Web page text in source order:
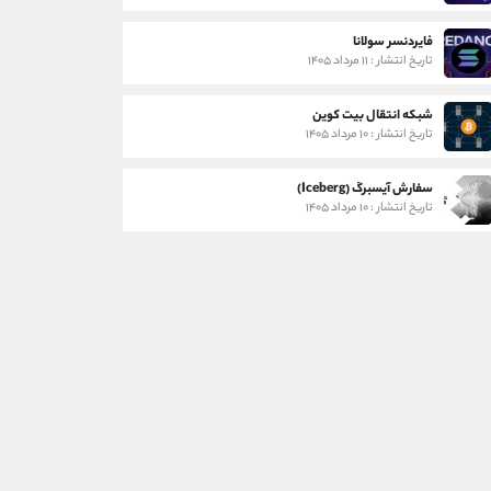
فایردنسر سولانا
تاریخ انتشار : ۱۱ مرداد ۱۴۰۵
شبکه انتقال بیت کوین
تاریخ انتشار : ۱۰ مرداد ۱۴۰۵
سفارش آیسبرگ (Iceberg)
تاریخ انتشار : ۱۰ مرداد ۱۴۰۵